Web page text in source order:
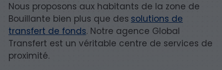
Nous proposons aux habitants de la zone de
Bouillante bien plus que des solutions de
transfert de fonds. Notre agence Global
Transfert est un véritable centre de services de
proximité.